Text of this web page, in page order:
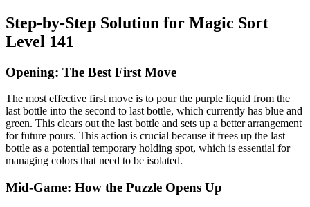
Step-by-Step Solution for Magic Sort
Level 141
Opening: The Best First Move
The most effective first move is to pour the purple liquid from the
last bottle into the second to last bottle, which currently has blue and
green. This clears out the last bottle and sets up a better arrangement
for future pours. This action is crucial because it frees up the last
bottle as a potential temporary holding spot, which is essential for
managing colors that need to be isolated.
Mid-Game: How the Puzzle Opens Up